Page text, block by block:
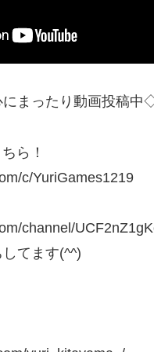
まったり動画投稿中
ら！
c/YuriGames1219
channel/
てます(^^)